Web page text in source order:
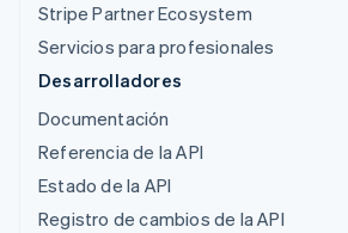
Stripe Partner Ecosystem
Servicios para profesionales
Desarrolladores
Documentación
Referencia de la API
Estado de la API
Registro de cambios de la API